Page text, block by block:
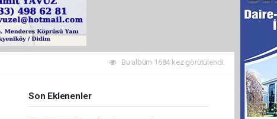
Bu albüm 1684 kez görütülendi.
Son Eklenenler